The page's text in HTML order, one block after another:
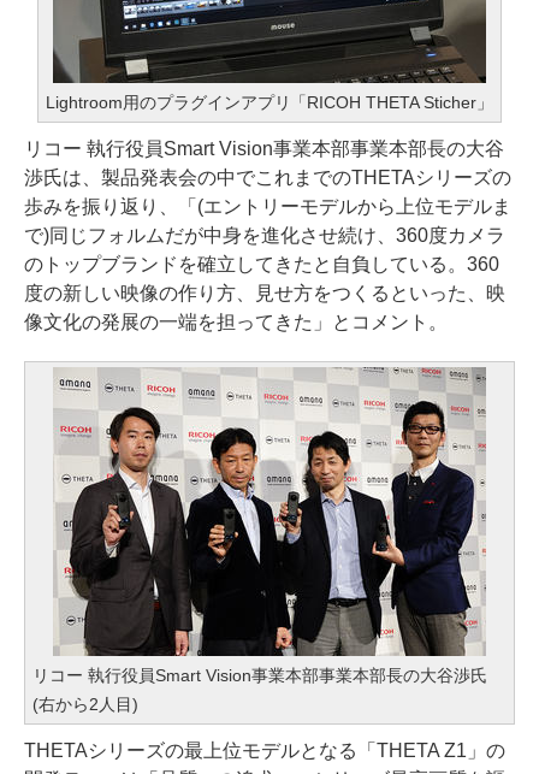
Lightroom用のプラグインアプリ「RICOH THETA Sticher」
リコー 執行役員Smart Vision事業本部事業本部長の大谷
渉氏は、製品発表会の中でこれまでのTHETAシリーズの
歩みを振り返り、「(エントリーモデルから上位モデルま
で)同じフォルムだが中身を進化させ続け、360度カメラ
のトップブランドを確立してきたと自負している。360
度の新しい映像の作り方、見せ方をつくるといった、映
像文化の発展の一端を担ってきた」とコメント。
リコー 執行役員Smart Vision事業本部事業本部長の大谷渉氏
(右から2人目)
THETAシリーズの最上位モデルとなる「THETA Z1」の